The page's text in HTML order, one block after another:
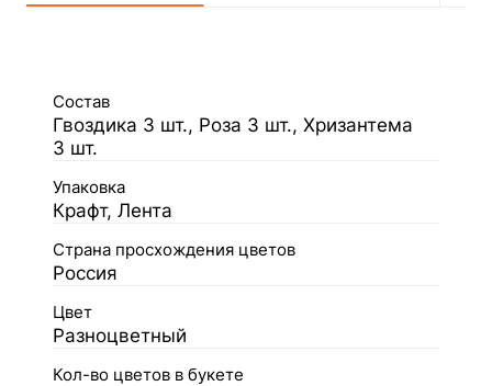
Состав
Гвоздика 3 шт., Роза 3 шт., Хризантема
3 шт.
Упаковка
Крафт, Лента
Страна просхождения цветов
Россия
Цвет
Разноцветный
Кол-во цветов в букете